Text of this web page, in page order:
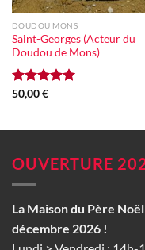
DOUDOU MONS
Saint-Georges (Acteur du
Doudou de Mons)
Note5.00
50,00€
OUVERTURE
La Maison du Père
décembre 2026 !